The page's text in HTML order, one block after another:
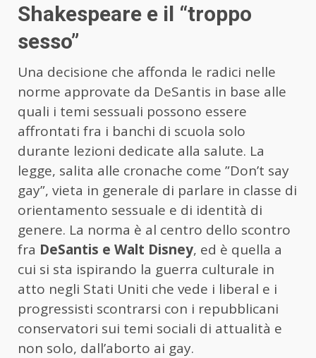
Shakespeare e il “troppo
sesso”
Una decisione che affonda le radici nelle
norme approvate da DeSantis in base alle
quali i temi sessuali possono essere
affrontati fra i banchi di scuola solo
durante lezioni dedicate alla salute. La
legge, salita alle cronache come ”Don’t say
gay”, vieta in generale di parlare in classe di
orientamento sessuale e di identità di
genere. La norma è al centro dello scontro
fra DeSantis e Walt Disney, ed è quella a
cui si sta ispirando la guerra culturale in
atto negli Stati Uniti che vede i liberal e i
progressisti scontrarsi con i repubblicani
conservatori sui temi sociali di attualità e
non solo, dall’aborto ai gay.